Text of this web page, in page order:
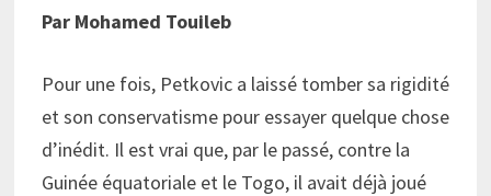
Par Mohamed Touileb
Pour une fois, Petkovic a laissé tomber sa rigidité
et son conservatisme pour essayer quelque chose
d’inédit. Il est vrai que, par le passé, contre la
Guinée équatoriale et le Togo, il avait déjà joué